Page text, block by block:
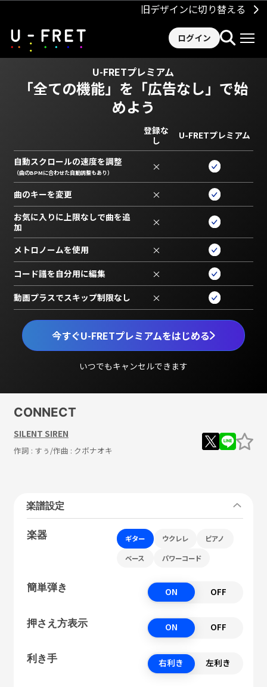
旧デザインに切り替える
ログイン
U-FRETプレミアム
「全ての機能」を 「広告なし」で始
めよう
今すぐU-FRETプレミアムをはじめる
いつでもキャンセルできます
登録な
し
U-FRETプレミアム
自動スクロールの速度を調整
（曲のBPMに合わせた自動調整もあり） ×
曲のキーを変更 ×
お気に入りに上限なしで曲を追
加
×
メトロノームを使用 ×
コード譜を自分用に編集 ×
動画プラスでスキップ制限なし ×
CONNECT
SILENT SIREN
作詞 : すぅ /作曲 : クボナオキ
楽譜設定
楽器 ギター ウクレレ ピアノ
ベース パワーコード
簡単弾き ON OFF
押さえ方表示 ON OFF
利き手 右利き 左利き